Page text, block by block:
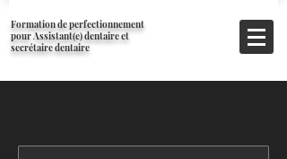
Formation de perfectionnement
pour Assistant(e) dentaire et
secrétaire dentaire